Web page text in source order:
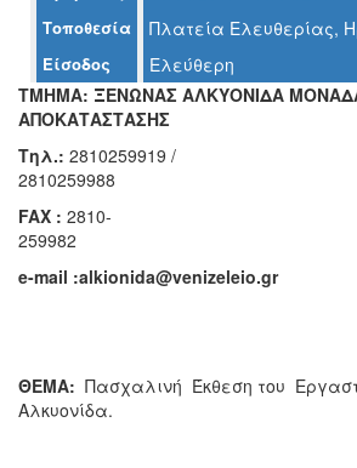
ΤΟΠΟΣ
ΜΑΣ
ΔΗΜΟΣ
ΠΟΛΙΤΙΣΜΟΣ
ΑΝΘΕΚΤΙΚΗ
Τοποθεσία Πλατεία Ελευθερίας,
Είσοδος
Ελεύθερη
ΤΜΗΜΑ: ΞΕΝΩΝΑΣ ΑΛΚΥΟΝΙΔΑ
ΑΠΟΚΑΤΑΣΤΑΣΗΣ
Τηλ.: 2810259919 /
2810259988
FAX : 2810-
259982
e-mail :alkionida@venizeleio.gr
ΘΕΜΑ: Πασχαλινή Έκθεση του
Αλκυονίδα.